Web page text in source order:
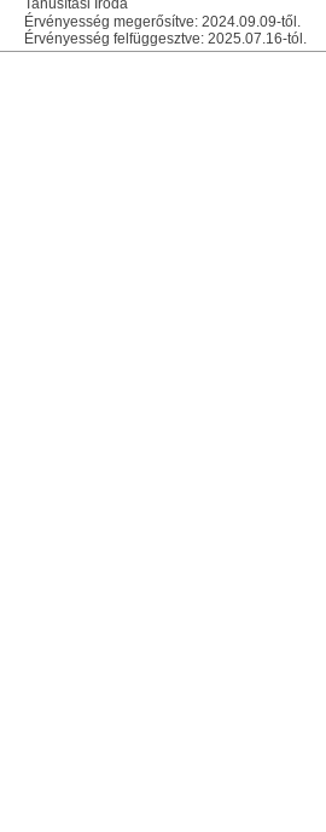
Tanúsítási Iroda
Érvényesség megerősítve: 2024.09.09-től.
Érvényesség felfüggesztve: 2025.07.16-tól.